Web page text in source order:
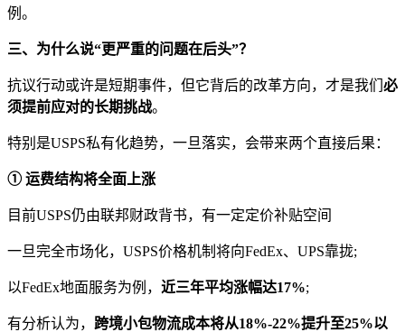
例。
三、为什么说“更严重的问题在后头”？
抗议行动或许是短期事件，但它背后的改革方向，才是我们 必
须提前应对的长期挑战。
特别是USPS私有化趋势，一旦落实，会带来两个直接后果：
① 运费结构将全面上涨
目前USPS仍由联邦财政背书，有一定定价补贴空间
一旦完全市场化，USPS价格机制将向FedEx、UPS靠拢;
以FedEx地面服务为例， 近三年平均涨幅达17%;
有分析认为， 跨境小包物流成本将从18%-22%提升至25%以